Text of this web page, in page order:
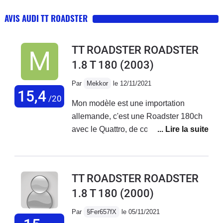
AVIS AUDI TT ROADSTER
15,4/20
TT ROADSTER ROADSTER
1.8 T 180 (2003)
Par Mekkor le 12/11/2021
Mon modèle est une importation
allemande, c'est une Roadster 180ch
avec le Quattro, de couleur rouge Petit
moteur plutôt réactif, je suis passé
petit bolide et je dois avouer que le
passage au turbo a été une bonne
TT ROADSTER ROADSTER
1.8 T 180 (2000)
Par §Fer657fX le 05/11/2021